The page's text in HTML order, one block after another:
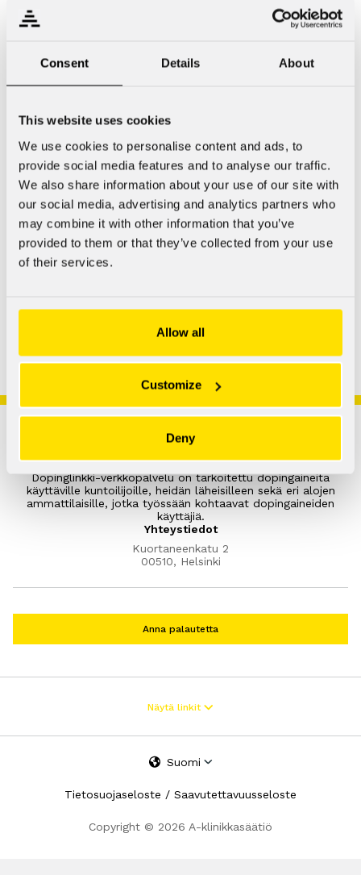
Consent Details About
This website uses cookies
We use cookies to personalise content and ads, to
provide social media features and to analyse our traffic.
We also share information about your use of our site with
our social media, advertising and analytics partners who
may combine it with other information that you’ve
provided to them or that they’ve collected from your use
of their services.
Allow all
Customize
Deny
Tykkää, jaa
Tykkää Jaa artikkeli
Etkö löytänyt etsimääsi?
Kysy asiantuntijoiltamme anonyymisti ja maksutta
Dopinglinkki-verkkopalvelu on tarkoitettu dopingaineita
käyttäville kuntoilijoille, heidän läheisilleen sekä eri alojen
ammattilaisille, jotka työssään kohtaavat dopingaineiden
käyttäjiä.
Yhteystiedot
Kuortaneenkatu 2
00510, Helsinki
Anna palautetta
Tietopankki
Käytön taustat
Dopinglainsäädäntö
Näytä linkit
Suomi
Tietosuojaseloste / Saavutettavuusseloste
Copyright © 2026 A-klinikkasäätiö